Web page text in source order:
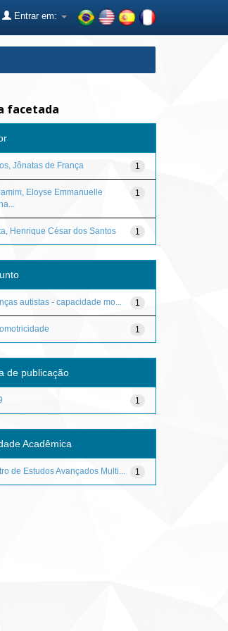
Entrar em:
facetada
1
Jônatas de França
1
Eloyse Emmanuelle
1
Henrique César dos Santos
1
autistas - capacidade mo...
1
de publicação
1
Acadêmica
1
de Estudos Avançados Multi...